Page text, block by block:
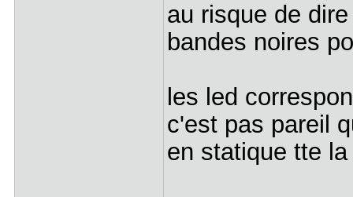
au risque de
bandes noires
les led
c'est pas pareil
en statique tte